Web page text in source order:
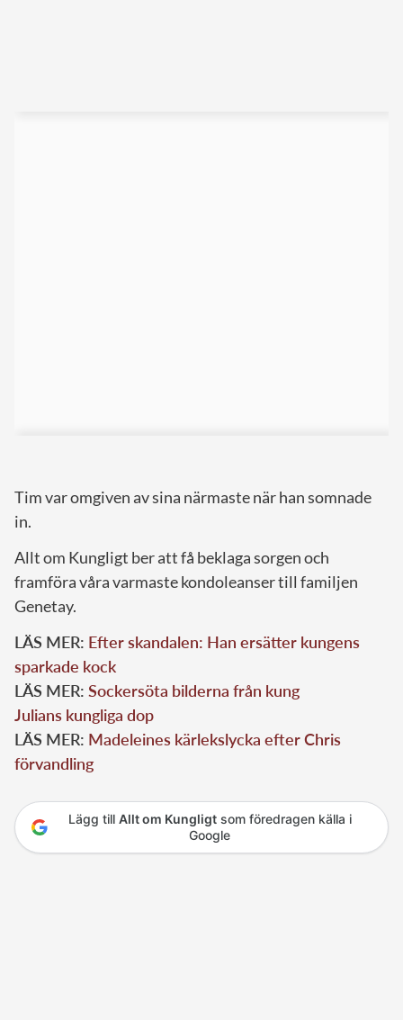
Tim var omgiven av sina närmaste när han somnade
in.
Allt om Kungligt ber att få beklaga sorgen och
framföra våra varmaste kondoleanser till familjen
Genetay.
LÄS MER: Efter skandalen: Han ersätter kungens
sparkade kock
LÄS MER: Sockersöta bilderna från kung
Julians kungliga dop
LÄS MER: Madeleines kärlekslycka efter Chris
förvandling
Lägg till Allt om Kungligtsom föredragen källa i
Google